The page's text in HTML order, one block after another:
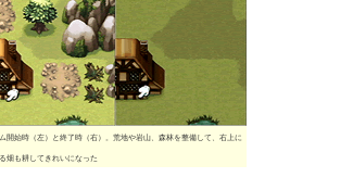
開始時（左）と終了時（右）。荒地や岩山、森林を整備して、右上に
畑も耕してきれいになった